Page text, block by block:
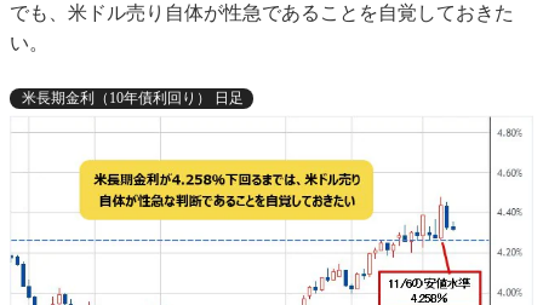
でも、米ドル売り自体が性急であることを自覚しておきた
い。
米長期金利（10年債利回り） 日足